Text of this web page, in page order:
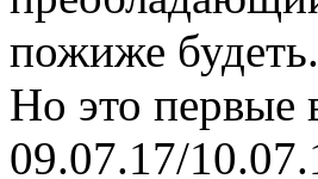
пожиже будеть.
Но это первые
09.07.17/